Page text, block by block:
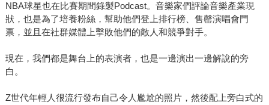
NBA球星也在比賽期間錄製Podcast。音樂家們評論音樂產業現
狀，也是為了培養粉絲，幫助他們登上排行榜、售罄演唱會門
票，並且在社群媒體上擊敗他們的敵人和競爭對手。
現在，我們都是舞台上的表演者，也是一邊演出一邊解說的旁
白。
Z世代年輕人很流行發布自己令人尷尬的照片，然後配上旁白式的